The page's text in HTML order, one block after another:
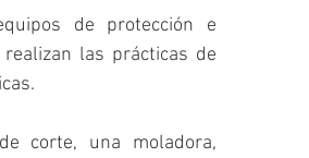
de protección e
las prácticas de
corte, una moladora,